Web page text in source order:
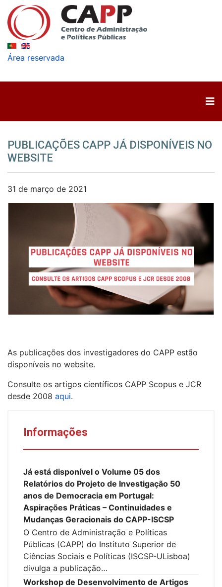
Área reservada
PUBLICAÇÕES CAPP JÁ DISPONÍVEIS NO
WEBSITE
31 de março de 2021
As publicações dos investigadores do CAPP estão
disponíveis no website.
Consulte os artigos científicos CAPP Scopus e JCR
desde 2008 aqui.
Informações
Já está disponível o Volume 05 dos
Relatórios do Projeto de Investigação 50
anos de Democracia em Portugal:
Aspirações Práticas – Continuidades e
Mudanças Geracionais do CAPP-ISCSP
O Centro de Administração e Políticas
Públicas (CAPP) do Instituto Superior de
Ciências Sociais e Políticas (ISCSP-ULisboa)
divulga a publicação…
Workshop de Desenvolvimento de Artigos